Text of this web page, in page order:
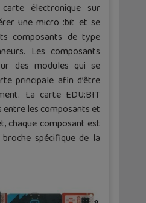
électronique sur
une micro :bit et se
composants de type
Les composants
des modules qui se
principale afin d’être
La carte EDU:BIT
les composants et
chaque composant est
spécifique de la